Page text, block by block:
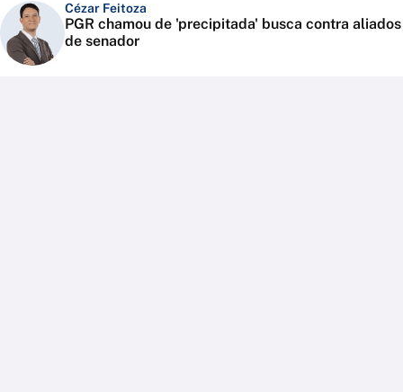
Cézar Feitoza
PGR chamou de 'precipitada' busca contra aliados
de senador